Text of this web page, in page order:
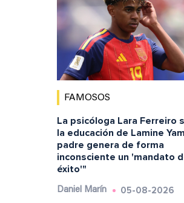
FAMOSOS
La psicóloga Lara Ferreiro
la educación de Lamine
padre genera de forma
inconsciente un 'mandato
éxito'"
Daniel Marín 05-08-2026